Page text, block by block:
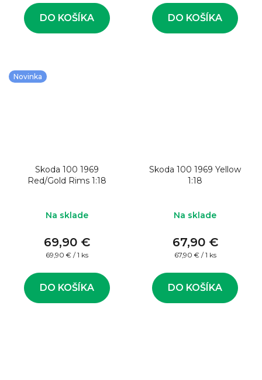
DO KOŠÍKA DO KOŠÍKA
Novinka
Skoda 100 1969
Red/Gold Rims 1:18
Na sklade
69,90 €
Jednotková
69,90 € / 1 ks
DO KOŠÍKA
Skoda 100 1969 Yellow
1:18
Na sklade
67,90 €
Jednotková
67,90 € / 1 ks
DO KOŠÍKA